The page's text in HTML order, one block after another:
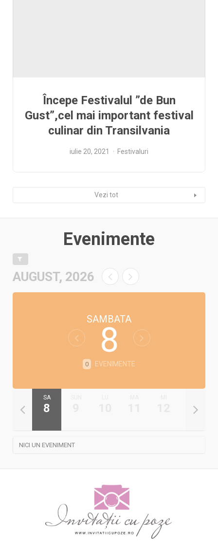
Începe Festivalul ”de Bun
Gust”,cel mai important festival
culinar din Transilvania
iulie 20, 2021 Festivaluri
Vezi tot
Evenimente
AUGUST, 2026
SAMBATA
8
0 EVENIMENTE
7
SA
8 13
NICI UN EVENIMENT